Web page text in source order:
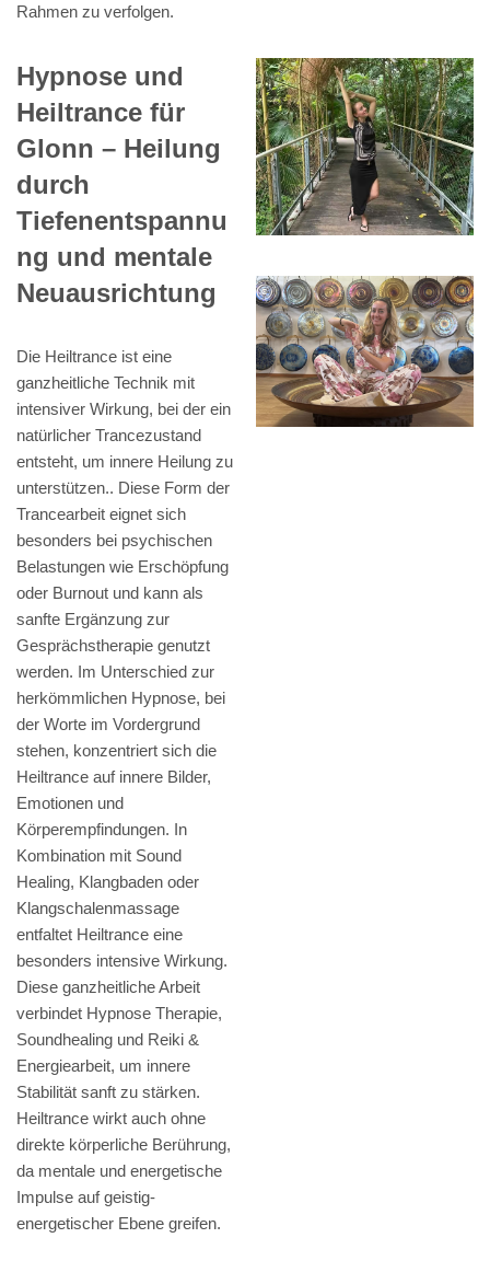
Rahmen zu verfolgen.
Hypnose und
Heiltrance für
Glonn – Heilung
durch
Tiefenentspannu
ng und mentale
Neuausrichtung
Die Heiltrance ist eine
ganzheitliche Technik mit
intensiver Wirkung, bei der ein
natürlicher Trancezustand
entsteht, um innere Heilung zu
unterstützen.. Diese Form der
Trancearbeit eignet sich
besonders bei psychischen
Belastungen wie Erschöpfung
oder Burnout und kann als
sanfte Ergänzung zur
Gesprächstherapie genutzt
werden. Im Unterschied zur
herkömmlichen Hypnose, bei
der Worte im Vordergrund
stehen, konzentriert sich die
Heiltrance auf innere Bilder,
Emotionen und
Körperempfindungen. In
Kombination mit Sound
Healing, Klangbaden oder
Klangschalenmassage
entfaltet Heiltrance eine
besonders intensive Wirkung.
Diese ganzheitliche Arbeit
verbindet Hypnose Therapie,
Soundhealing und Reiki &
Energiearbeit, um innere
Stabilität sanft zu stärken.
Heiltrance wirkt auch ohne
direkte körperliche Berührung,
da mentale und energetische
Impulse auf geistig-
energetischer Ebene greifen.